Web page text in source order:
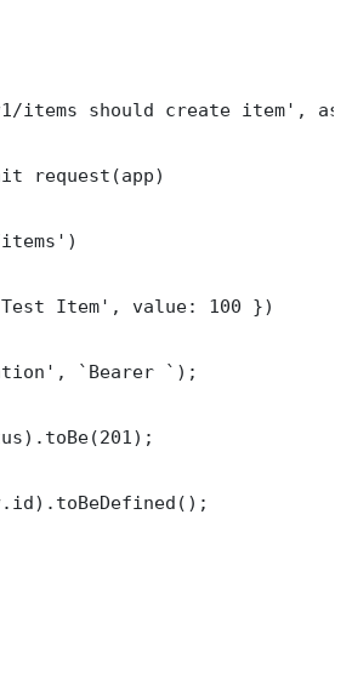
items should create item',
request(app)
Item', value: 100 })
`Bearer `);